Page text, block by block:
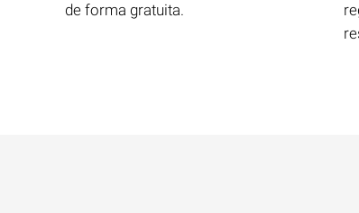
de forma gratuita.